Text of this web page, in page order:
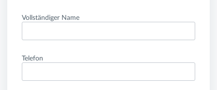
Vollständiger Name
Telefon